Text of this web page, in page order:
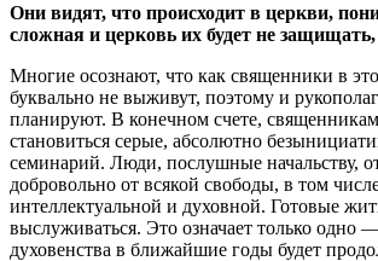
Они видят, что происходит в церкви,
сложная и церковь их будет не защищать,
Многие осознают, что как священники в
буквально не выживут, поэтому и
планируют. В конечном счете,
становиться серые, абсолютно
семинарий. Люди, послушные начальству,
добровольно от всякой свободы, в том
интеллектуальной и духовной. Готовые
выслуживаться. Это означает только одно
духовенства в ближайшие годы будет